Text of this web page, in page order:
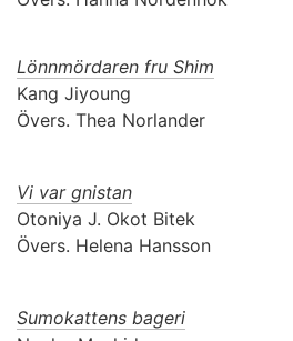
Lönnmördaren fru Shim
Kang Jiyoung
Övers. Thea Norlander
Vi var gnistan
Otoniya J. Okot Bitek
Övers. Helena Hansson
Sumokattens bageri